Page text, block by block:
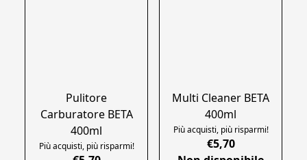
Pulitore
Carburatore BETA
400ml
Più acquisti, più risparmi!
Multi Cleaner BETA
400ml
Più acquisti, più risparmi!
€5,70